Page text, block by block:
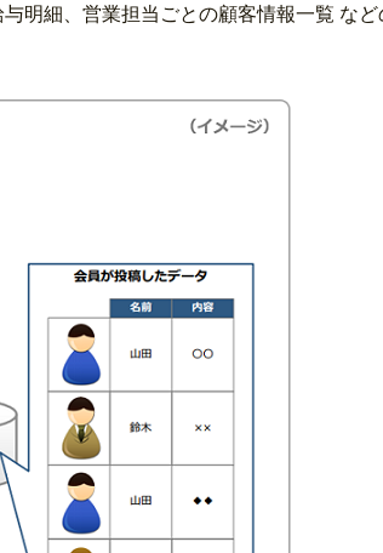
明細、営業担当ごとの顧客情報一覧 など